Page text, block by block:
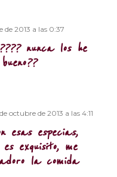
de 2013 a las 0:37
nunca los he
octubre de 2013 a las 4:11
esas especias,
exquisito, me
la comida